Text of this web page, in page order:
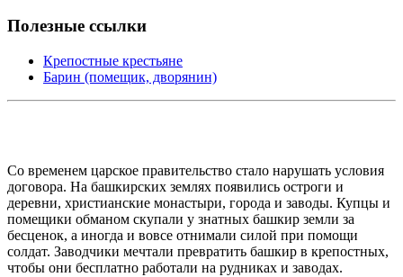
Полезные ссылки
Крепостные крестьяне
Барин (помещик, дворянин)
Со временем царское правительство стало нарушать условия
договора. На башкирских землях появились остроги и
деревни, христианские монастыри, города и заводы. Купцы и
помещики обманом скупали у знатных башкир земли за
бесценок, а иногда и вовсе отнимали силой при помощи
солдат. Заводчики мечтали превратить башкир в крепостных,
чтобы они бесплатно работали на рудниках и заводах.